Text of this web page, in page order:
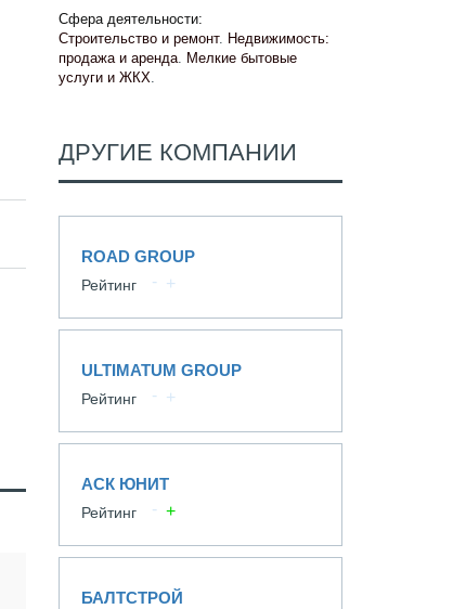
Сфера деятельности:
Строительство и ремонт. Недвижимость:
продажа и аренда. Мелкие бытовые
услуги и ЖКХ.
ДРУГИЕ КОМПАНИИ
ROAD GROUP
Рейтинг
ULTIMATUM GROUP
Рейтинг
АСК ЮНИТ
Рейтинг
БАЛТСТРОЙ